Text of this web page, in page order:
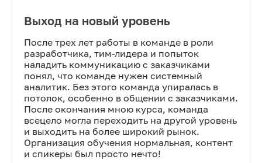
Выход на новый уровень
После трех лет работы в команде в роли
разработчика, тим-лидера и попыток
наладить коммуникацию с заказчиками
понял, что команде нужен системный
аналитик. Без этого команда упиралась в
потолок, особенно в общении с заказчиками.
После окончания мною курса, команда
всецело могла переходить на другой уровень
и выходить на более широкий рынок.
Организация обучения нормальная, контент
и спикеры был просто нечто!